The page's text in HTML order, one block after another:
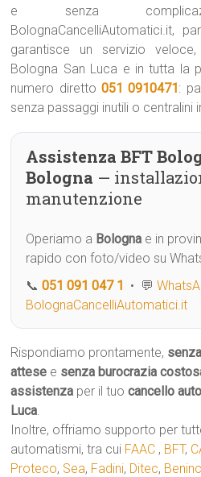
e senza
BolognaCancelliAutomatici.it,
garantisce un servizio
Bologna San Luca e in tutta la
numero diretto051 0910471:
senza passaggi inutili o centralini
Assistenza BFT
Bologna —
manutenzione
Operiamo a Bologna e in
rapido con foto/video su
📞051 091 047 1 • 💬
BolognaCancelliAutomatici.it
Rispondiamo prontamente,
attese e senza burocrazia
assistenza per il tuocancello
Luca.
Inoltre, offriamo supporto per
automatismi, tra cui FAAC , BFT,
Proteco, Sea, Fadini, Ditec,